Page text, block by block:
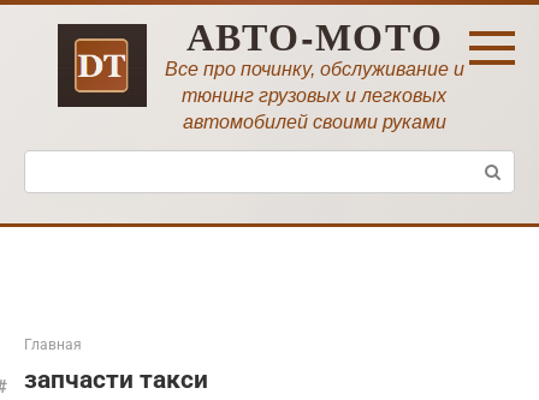
Перейти
АВТО-МОТО
Все про починку, обслуживание и
тюнинг грузовых и легковых
автомобилей своими руками
Поиск:
Главная
запчасти такси